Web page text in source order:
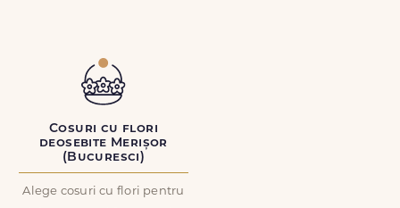
Cosuri cu flori
deosebite Merișor
(Bucuresci)
Alege cosuri cu flori pentru